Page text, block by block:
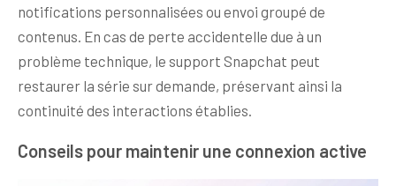
notifications personnalisées ou envoi groupé de
contenus. En cas de perte accidentelle due à un
problème technique, le support Snapchat peut
restaurer la série sur demande, préservant ainsi la
continuité des interactions établies.
Conseils pour maintenir une connexion active